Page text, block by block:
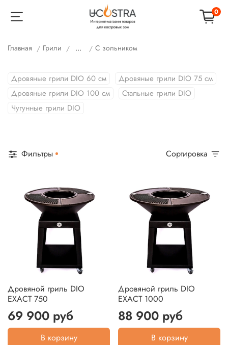
0
Главная Грили ... С зольником
Дровяные грили DIO 60 см
Дровяные грили DIO 75 см
Дровяные грили DIO 100 см
Стальные грили DIO
Чугунные грили DIO
Фильтры Сортировка
Дровяной гриль DIO
EXACT 750
69 900 руб
В корзину
Дровяной гриль DIO
EXACT 1000
88 900 руб
В корзину